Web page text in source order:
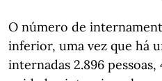
O número de
inferior, uma vez que há
internadas 2.896 pessoas,